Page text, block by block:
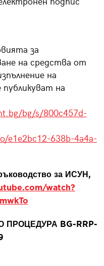
за
на средства от
на
на
bg/s/800c457d-
e1e2bc12-638b-4a4a-
за ИСУН,
watch?
BG-RRP-